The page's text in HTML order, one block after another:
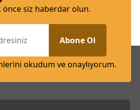
önce siz haberdar olun.
Abone Ol
okudum ve onaylıyorum.